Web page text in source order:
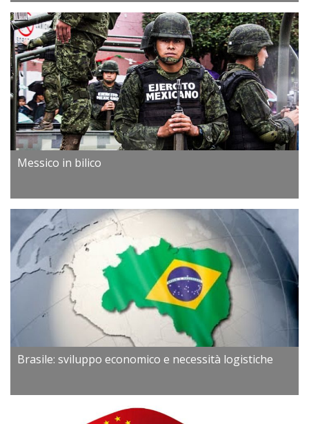
Messico in bilico
Brasile: sviluppo economico e necessità logistiche